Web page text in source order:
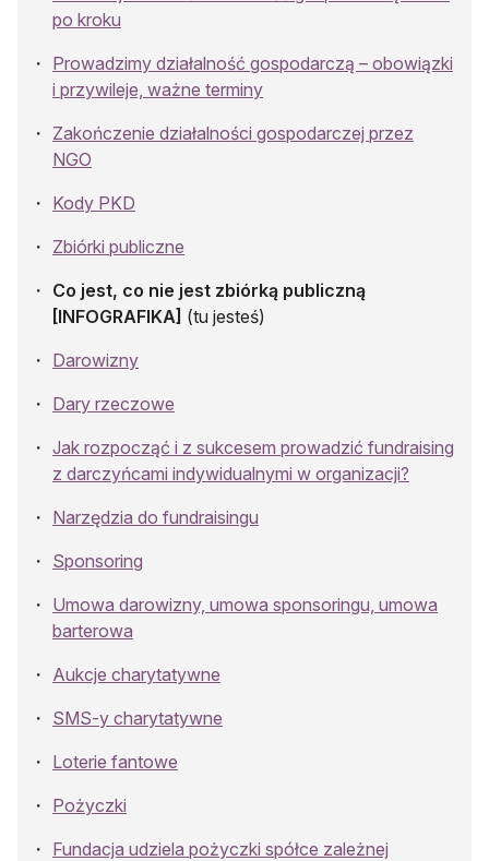
po kroku
Prowadzimy działalność gospodarczą – obowiązki
i przywileje, ważne terminy
Zakończenie działalności gospodarczej przez
NGO
Kody PKD
Zbiórki publiczne
Co jest, co nie jest zbiórką publiczną
[INFOGRAFIKA] (tu jesteś)
Darowizny
Dary rzeczowe
Jak rozpocząć i z sukcesem prowadzić fundraising
z darczyńcami indywidualnymi w organizacji?
Narzędzia do fundraisingu
Sponsoring
Umowa darowizny, umowa sponsoringu, umowa
barterowa
Aukcje charytatywne
SMS-y charytatywne
Loterie fantowe
Pożyczki
Fundacja udziela pożyczki spółce zależnej